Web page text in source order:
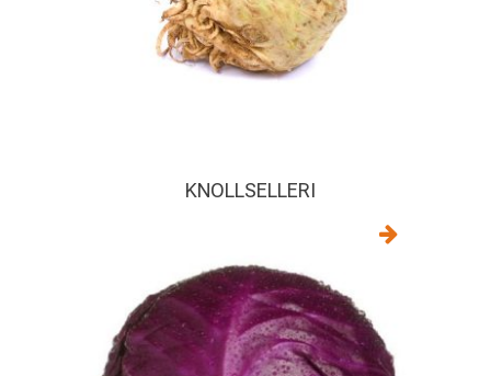
KNOLLSELLERI